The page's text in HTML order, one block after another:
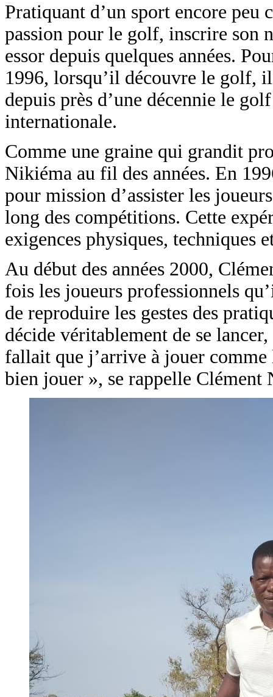
Pratiquant d’un sport encore peu
passion pour le golf, inscrire son
essor depuis quelques années.
1996, lorsqu’il découvre le golf,
depuis près d’une décennie le
internationale.
Comme une graine qui grandit
Nikiéma au fil des années. En
pour mission d’assister les
long des compétitions. Cette
exigences physiques, techniques
Au début des années 2000,
fois les joueurs professionnels
de reproduire les gestes des
décide véritablement de se
fallait que j’arrive à jouer
bien jouer », se rappelle Clément